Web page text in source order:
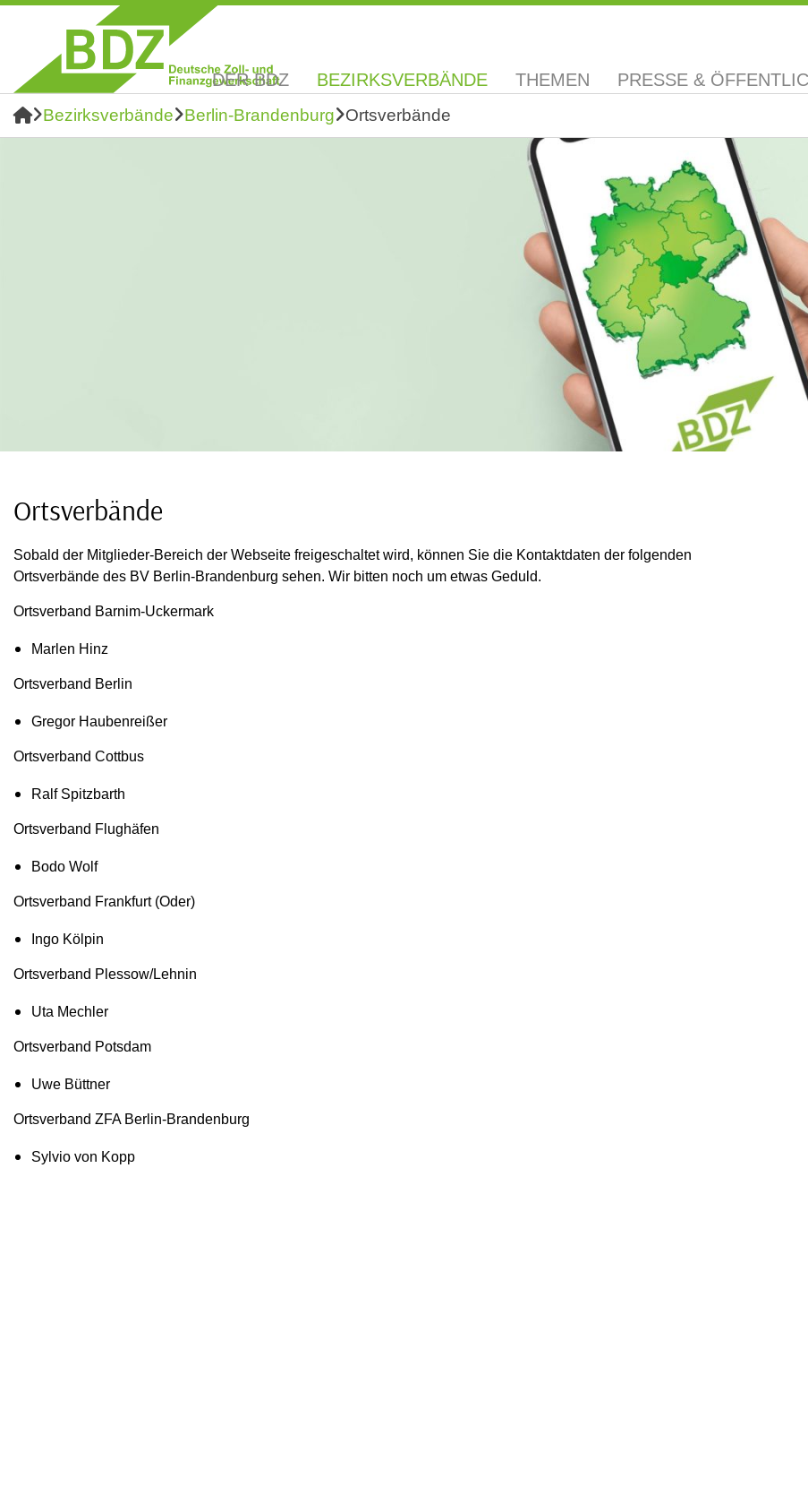
DER BDZ BEZIRKSVERBÄNDE THEMEN PRESSE &
Bezirksverbände Berlin-Brandenburg Ortsverbände
Ortsverbände
Sobald der Mitglieder-Bereich der Webseite freigeschaltet wird, können Sie die Kontaktdaten der folgenden
Ortsverbände des BV Berlin-Brandenburg sehen. Wir bitten noch um etwas Geduld.
Ortsverband Barnim-Uckermark
Marlen Hinz
Ortsverband Berlin
Gregor Haubenreißer
Ortsverband Cottbus
Ralf Spitzbarth
Ortsverband Flughäfen
Bodo Wolf
Ortsverband Frankfurt (Oder)
Ingo Kölpin
Ortsverband Plessow/Lehnin
Uta Mechler
Ortsverband Potsdam
Uwe Büttner
Ortsverband ZFA Berlin-Brandenburg
Sylvio von Kopp